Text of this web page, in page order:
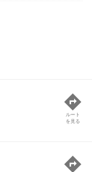
ルート
を見る